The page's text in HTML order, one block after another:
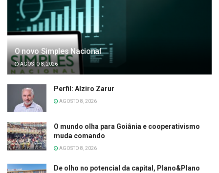
O novo Simples Nacional
AGOSTO 8, 2026
Perfil: Alziro Zarur
AGOSTO 8, 2026
O mundo olha para Goiânia e cooperativismo
muda comando
AGOSTO 8, 2026
De olho no potencial da capital, Plano&Plano